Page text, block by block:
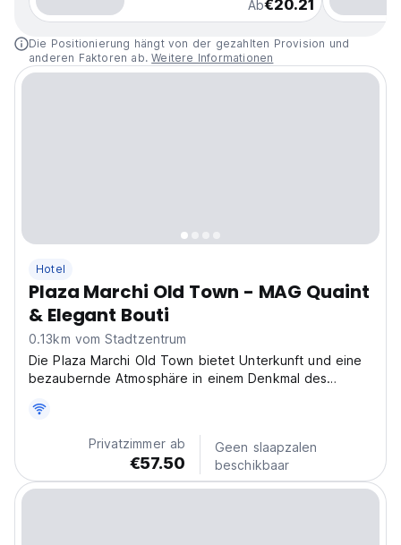
Ab€20.21
Die Positionierung hängt von der gezahlten Provision und
anderen Faktoren ab.Weitere Informationen
Hotel
Plaza Marchi Old Town - MAG Quaint
& Elegant Bouti
0.13km vom Stadtzentrum
Die Plaza Marchi Old Town bietet Unterkunft und eine
bezaubernde Atmosphäre in einem Denkmal des
Privatzimmer ab
€57.50
Geen slaapzalen
beschikbaar